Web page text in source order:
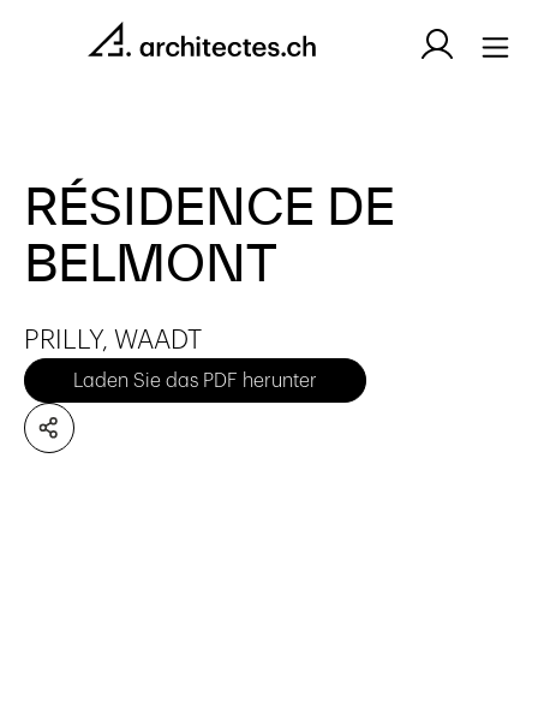
RÉSIDENCE DE
BELMONT
PRILLY, WAADT
Laden Sie das PDF herunter